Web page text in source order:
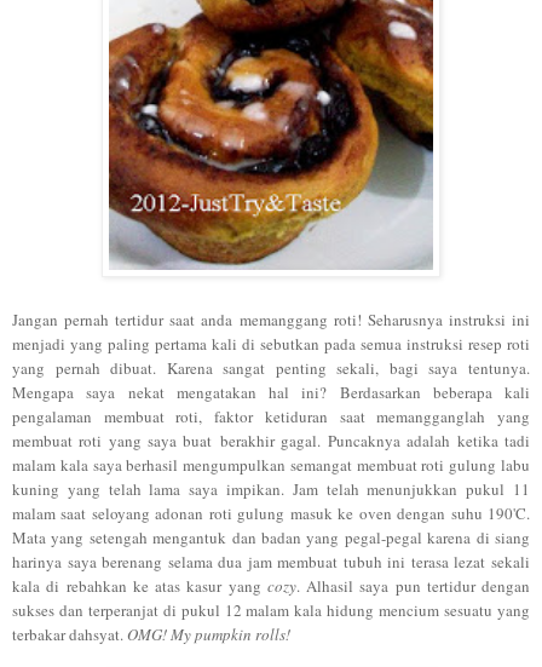
Jangan pernah tertidur saat anda memanggang roti! Seharusnya instruksi ini
menjadi yang paling pertama kali di sebutkan pada semua instruksi resep roti
yang pernah dibuat. Karena sangat penting sekali, bagi saya tentunya.
Mengapa saya nekat mengatakan hal ini? Berdasarkan beberapa kali
pengalaman membuat roti, faktor ketiduran saat memangganglah yang
membuat roti yang saya buat berakhir gagal. Puncaknya adalah ketika tadi
malam kala saya berhasil mengumpulkan semangat membuat roti gulung labu
kuning yang telah lama saya impikan. Jam telah menunjukkan pukul 11
malam saat seloyang adonan roti gulung masuk ke oven dengan suhu 190'C.
Mata yang setengah mengantuk dan badan yang pegal-pegal karena di siang
harinya saya berenang selama dua jam membuat tubuh ini terasa lezat sekali
kala di rebahkan ke atas kasur yang cozy. Alhasil saya pun tertidur dengan
sukses dan terperanjat di pukul 12 malam kala hidung mencium sesuatu yang
terbakar dahsyat.OMG! My pumpkin rolls!